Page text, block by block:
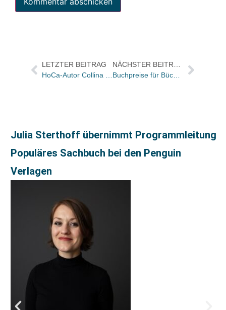
LETZTER BEITRAG
Julia Sterthoff übernimmt Programmleitung
Populäres Sachbuch bei den Penguin
Verlagen